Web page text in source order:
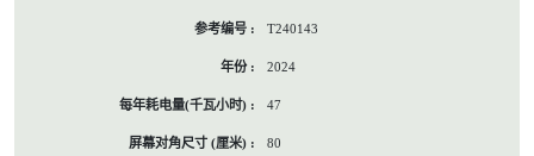
T240143
2024
47
80